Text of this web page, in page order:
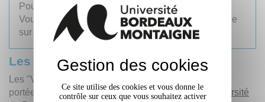
Pour qui ?
Tout public, gratuit,sur inscription
Vous pouvez également suivre l'évènement en ligne
sur Zoom,sur inscription.
Les Vendanges du savoir, 10 année
Les "Vendanges du savoir" sont une action culturelle
portée par l’
Université Bordeaux Montaigneet l’
université
Gestion des cookies
Ce site utilise des cookies et vous donne le
contrôle sur ceux que vous souhaitez activer